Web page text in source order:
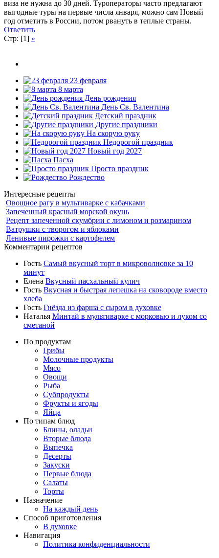
виза не нужна до 30 дней. Туроператоры часто предлагают
выгодные туры на первые числа января, можно сам Новый
год отметить в России, потом рвануть в теплые страны.
Ответить
Стр: [1] »
23 февраля
8 марта
День рождения
День Св. Валентина
Детский праздник
Другие праздники
На скорую руку
Недорогой праздник
Новый год 2027
Пасха
Просто праздник
Рождество
Интересные рецепты
Овощное рагу в мультиварке с кабачками
Запеченный красный морской окунь
Рецепт запеченной скумбрии с лимоном и розмарином
Ватрушки с творогом и яблоками
Ленивые пирожки с картофелем
Комментарии рецептов
Гость Самый вкусный торт в микроволновке за 10
минут
Елена Вкусный пасхальный кулич
Гость Вкусная и быстрая лепешка на сковороде вместо
хлеба
Гость Гнёзда из фарша с сыром в духовке
Наталья Минтай в мультиварке с морковью и луком со
сметаной
По продуктам
Грибы
Молочные продукты
Мясо
Овощи
Рыба
Субпродукты
Фрукты и ягоды
Яйца
По типам блюд
Блины, оладьи
Вторые блюда
Выпечка
Десерты
Закуски
Первые блюда
Салаты
Торты
Назначение
На каждый день
Способ приготовления
В духовке
Навигация
Политика конфиденциальности